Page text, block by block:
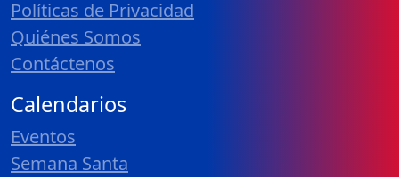
Políticas de Privacidad
Quiénes Somos
Contáctenos
Calendarios
Eventos
Semana Santa